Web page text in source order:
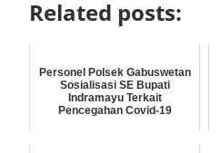
Related posts:
Personel Polsek Gabuswetan
Sosialisasi SE Bupati
Indramayu Terkait
Pencegahan Covid-19